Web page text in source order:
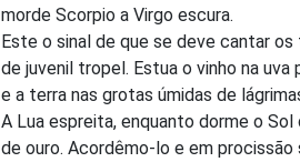
morde Scorpio a Virgo escura.
Este o sinal de que se deve cantar os
de juvenil tropel. Estua o vinho na uva
e a terra nas grotas úmidas de
A Lua espreita, enquanto dorme o Sol
de ouro. Acordêmo-lo e em procissão